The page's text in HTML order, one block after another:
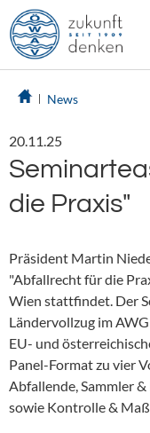
News
20.11.25
die Praxis"
Präsident Martin
"Abfallrecht für die
Wien stattfindet. Der
Ländervollzug im
EU- und
Panel-Format zu vier
Abfallende, Sammler
sowie Kontrolle &